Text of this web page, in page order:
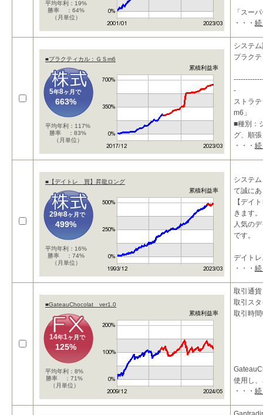
平均年利：19%
勝率 ：64%
（月単位）
「スー
は、以
(1)買
・・・
■プラクティカル：ＧＳm6
累積利益率
5年8ヶ月で
663%
平均年利：117%
勝率 ：83%
（月単位）
システ
プラク
-
ストラ
m6」
■種別：
グ、順
■特長：
・・・
■【デイトレ 買】昇龍ロング
累積利益率
29年8ヶ月で
499%
平均年利：16%
勝率 ：74%
（月単位）
システ
て誠に
【デイ
きます。
人気の
です。
デイト
グ
【１】
・・・
■GateauChocolat ver1.0
累積利益率
14年1ヶ月で
125%
平均年利：8%
勝率 ：71%
（月単位）
取引通
取引ス
取引時
使用し
リーエ
・・・